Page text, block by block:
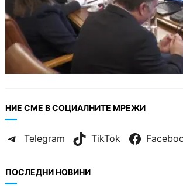
НИЕ СМЕ В СОЦИАЛНИТЕ МРЕЖИ
Telegram TikTok
ПОСЛЕДНИ НОВИНИ